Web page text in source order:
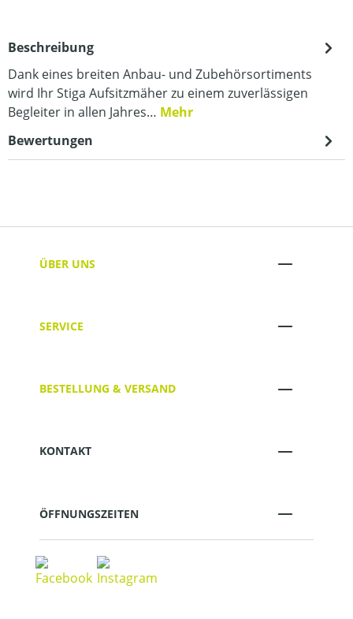
Beschreibung
Dank eines breiten Anbau- und Zubehörsortiments
wird Ihr Stiga Aufsitzmäher zu einem zuverlässigen
Begleiter in allen Jahres… Mehr
Bewertungen
ÜBER UNS
SERVICE
BESTELLUNG & VERSAND
KONTAKT
ÖFFNUNGSZEITEN